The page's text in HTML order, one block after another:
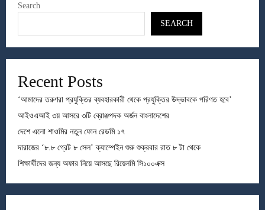
Search
SEARCH
Recent Posts
‘আমাদের তরুণরা প্রযুক্তির ব্যবহারকারী থেকে প্রযুক্তির উদ্ভাবকে পরিণত হবে’
আইওএআই ৩য় আসরে ৩টি ব্রোঞ্জপদক অর্জন বাংলাদেশের
দেশে এলো শাওমির নতুন ফোন রেডমি ১৭
দারাজের ‘৮.৮ গ্রেট ৮ সেল’ ক্যাম্পেইন শুরু শুক্রবার রাত ৮ টা থেকে
শিক্ষার্থীদের জন্য অফার নিয়ে আসছে রিয়েলমি সি১০০এক্স